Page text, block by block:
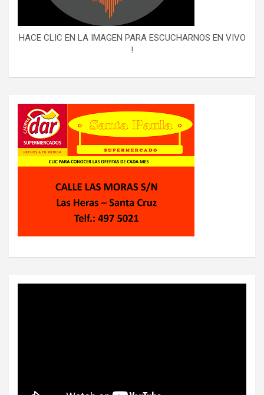
HACE CLIC EN LA IMAGEN PARA ESCUCHARNOS EN VIVO
!